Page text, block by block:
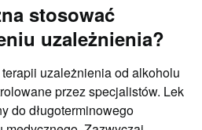
stosować
uzależnienia?
uzależnienia od alkoholu
przez specjalistów. Lek
do długoterminowego